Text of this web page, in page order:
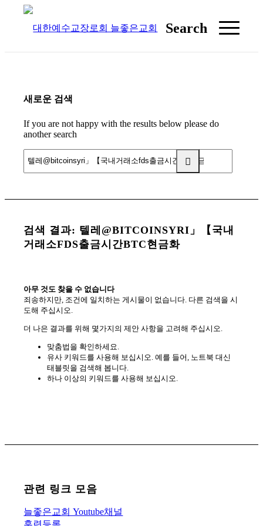
Search
새로운 검색
If you are not happy with the results below please do
another search
검색 결과: 텔레@BITCOINSYRI」【국내
거래소FDS출금시간BTC현금화
아무 것도 찾을 수 없습니다
죄송하지만, 조건에 일치하는 게시물이 없습니다. 다른 검색을 시
도해 주십시오.
더 나은 결과를 위해 몇가지의 제안 사항을 고려해 주십시오.
맞춤법을 확인하세요.
유사 키워드를 사용해 보십시오. 예를 들어, 노트북 대신
태블릿을 검색해 봅니다.
하나 이상의 키워드를 사용해 보십시오.
관련 링크 모음
늘좋은교회 Youtube채널